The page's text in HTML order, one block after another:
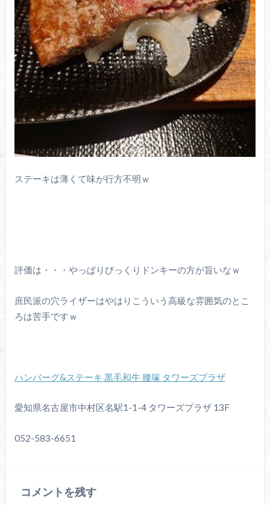
ステーキは薄くて味が行方不明ｗ
評価は・・・やっぱりびっくりドンキーの方が旨いなｗ
庶民派の穴ライザーはやはりこういう高級な雰囲気のとこ
ろは苦手ですｗ
ハンバーグ&ステーキ 黒毛和牛 腰塚 タワーズプラザ
愛知県名古屋市中村区名駅1-1-4 タワーズプラザ 13F
052-583-6651
コメントを残す